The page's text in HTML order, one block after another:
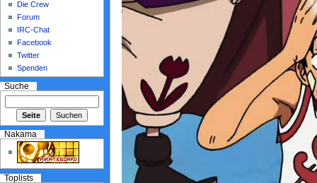
Die Crew
Forum
IRC-Chat
Facebook
Twitter
Spenden
Suche
Nakama
Toplists